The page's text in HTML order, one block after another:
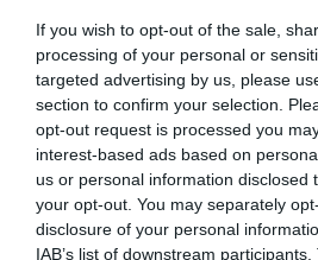
If you wish to opt-out of the sale,
processing of your personal or
targeted advertising by us, please
section to confirm your selection.
opt-out request is processed you
interest-based ads based on
us or personal information disclosed
your opt-out. You may separately
disclosure of your personal
IAB’s list of downstream
– állt az e-mailben.
Kelly elmondta, hogy
szavait, és nem támadja
Rogozint, de ez nem jelenti
hallgatni fog az ukrajnai orosz